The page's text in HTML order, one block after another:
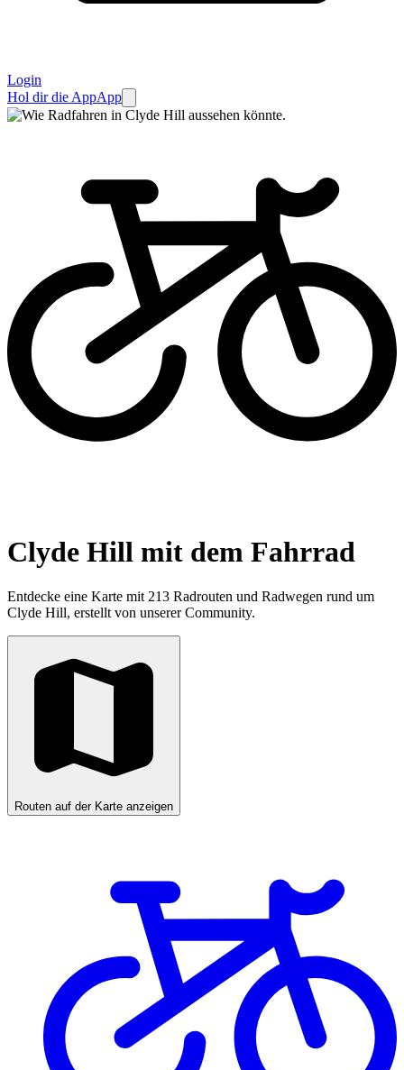
Login
Hol dir die AppApp
Clyde Hill mit dem Fahrrad
Entdecke eine Karte mit 213 Radrouten und Radwegen rund um
Clyde Hill, erstellt von unserer Community.
Routen auf der Karte anzeigen